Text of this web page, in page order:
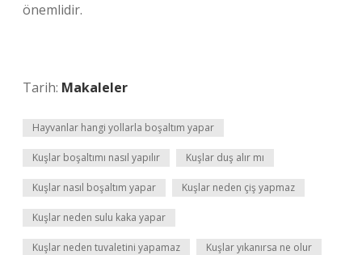
önemlidir.
Tarih: Makaleler
Hayvanlar hangi yollarla boşaltım yapar
Kuşlar boşaltımı nasıl yapılır Kuşlar duş alır mı
Kuşlar nasıl boşaltım yapar Kuşlar neden çiş yapmaz
Kuşlar neden sulu kaka yapar
Kuşlar neden tuvaletini yapamaz Kuşlar yıkanırsa ne olur